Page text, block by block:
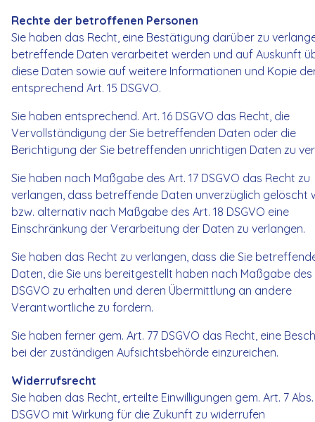
Rechte der betroffenen Personen
Sie haben das Recht, eine Bestätigung darüber zu
betreffende Daten verarbeitet werden und auf Auskunft
diese Daten sowie auf weitere Informationen und Kopie
entsprechend Art. 15 DSGVO.
Sie haben entsprechend. Art. 16 DSGVO das Recht, die
Vervollständigung der Sie betreffenden Daten oder die
Berichtigung der Sie betreffenden unrichtigen Daten zu
Sie haben nach Maßgabe des Art. 17 DSGVO das Recht zu
verlangen, dass betreffende Daten unverzüglich gelöscht
bzw. alternativ nach Maßgabe des Art. 18 DSGVO eine
Einschränkung der Verarbeitung der Daten zu verlangen.
Sie haben das Recht zu verlangen, dass die Sie
Daten, die Sie uns bereitgestellt haben nach Maßgabe des
DSGVO zu erhalten und deren Übermittlung an andere
Verantwortliche zu fordern.
Sie haben ferner gem. Art. 77 DSGVO das Recht, eine
bei der zuständigen Aufsichtsbehörde einzureichen.
Widerrufsrecht
Sie haben das Recht, erteilte Einwilligungen gem. Art. 7
DSGVO mit Wirkung für die Zukunft zu widerrufen